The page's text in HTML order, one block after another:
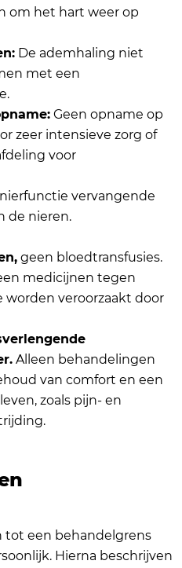
om het hart weer op
De ademhaling niet
met een
Geen opname op
zeer intensieve zorg of
voor
vervangende
de nieren.
geen bloedtransfusies.
medicijnen tegen
worden veroorzaakt door
Alleen behandelingen
van comfort en een
zoals pijn- en
tot een behandelgrens
Hierna beschrijven